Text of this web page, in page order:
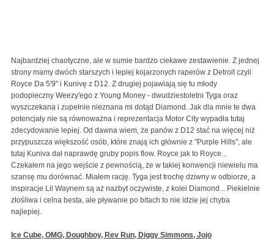
Najbardziej chaotyczne, ale w sumie bardzo ciekawe zestawienie. Z jednej
strony mamy dwóch starszych i lepiej kojarzonych raperów z Detroit czyli
Royce Da 5'9" i Kunivę z D12. Z drugiej pojawiają się tu młody
podopieczny Weezy'ego z Young Money - dwudziestoletni Tyga oraz
wyszczekana i zupełnie nieznana mi dotąd Diamond. Jak dla mnie te dwa
potencjały nie są równoważna i reprezentacja Motor City wypadła tutaj
zdecydowanie lepiej. Od dawna wiem, że panów z D12 stać na więcej niż
przypuszcza większość osób, które znają ich głównie z "Purple Hills", ale
tutaj Kuniva dał naprawdę gruby popis flow. Royce jak to Royce...
Czekałem na jego wejście z pewnością, że w takiej konwencji niewielu ma
szansę mu dorównać. Miałem rację. Tyga jest trochę dziwny w odbiorze, a
inspiracje Lil Waynem są aż nazbyt oczywiste, z kolei Diamond... Piekielnie
złośliwa i celna besta, ale pływanie po bitach to nie idzie jej chyba
najlepiej.
Ice Cube, OMG, Doughboy, Rev Run, Diggy Simmons, Jojo